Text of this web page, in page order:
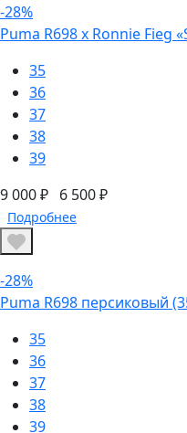
-28%
Puma R698 x Ronnie Fieg
35
36
37
38
39
9 000 ₽ 6 500 ₽
Подробнее
-28%
Puma R698 персиковый
35
36
37
38
39